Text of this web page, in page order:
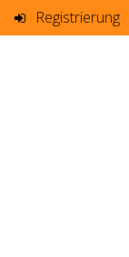
Registrierung